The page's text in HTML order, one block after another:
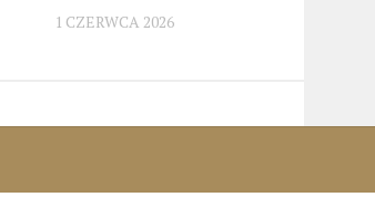
1 CZERWCA 2026